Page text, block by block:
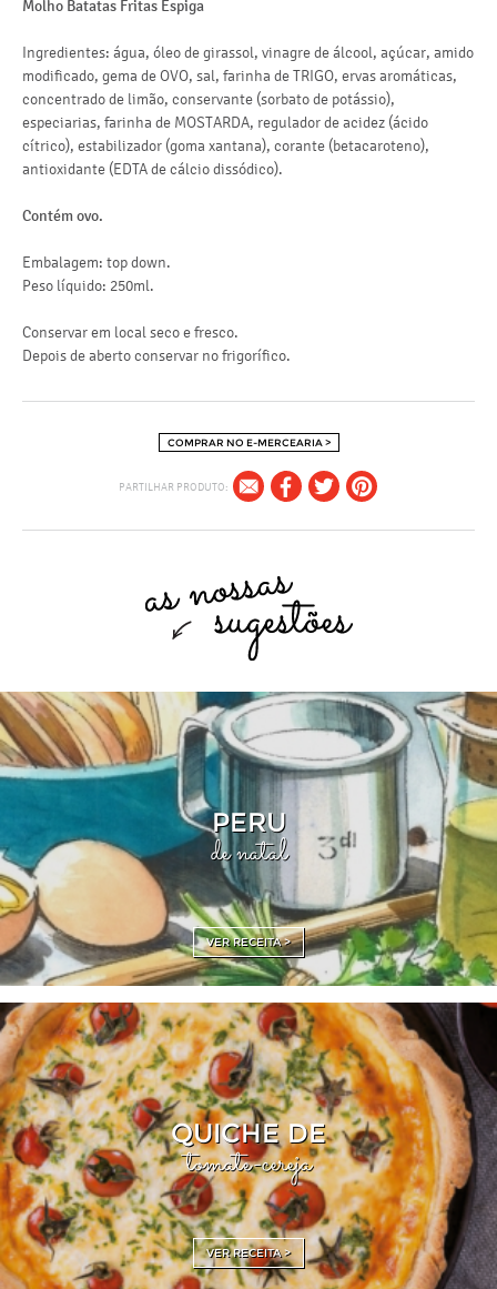
Molho Batatas Fritas Espiga
Ingredientes: água, óleo de girassol, vinagre de álcool, açúcar, amido
modificado, gema de OVO, sal, farinha de TRIGO, ervas aromáticas,
concentrado de limão, conservante (sorbato de potássio),
especiarias, farinha de MOSTARDA, regulador de acidez (ácido
cítrico), estabilizador (goma xantana), corante (betacaroteno),
antioxidante (EDTA de cálcio dissódico).
Contém ovo.
Embalagem: top down.
Peso líquido: 250ml.
Conservar em local seco e fresco.
Depois de aberto conservar no frigorífico.
COMPRAR NO E-MERCEARIA >
PARTILHAR PRODUTO:
PERU
de natal
VER RECEITA >
QUICHE DE
tomate-cereja
VER RECEITA >